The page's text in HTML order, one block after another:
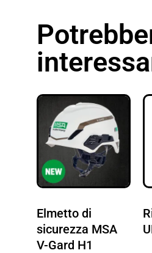
Elmetto di
sicurezza MSA
V-Gard H1